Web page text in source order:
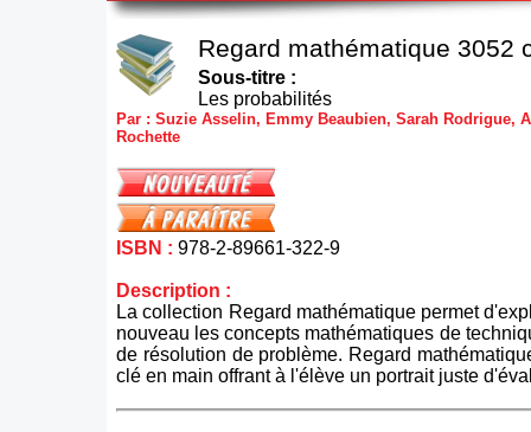
Regard mathématique 3052
Sous-titre :
Les probabilités
Par : Suzie Asselin, Emmy Beaubien, Sarah Rodrigue,
Rochette
ISBN : 978-2-89661-322-9
Description :
La collection Regard mathématique permet
nouveau les concepts mathématiques de
de résolution de problème. Regard
clé en main offrant à l'élève un portrait juste